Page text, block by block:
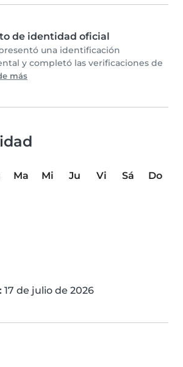
de identidad oficial
una identificación
y completó las verificaciones de
más
Ma Mi Ju Vi Sá
Do
17 de julio de 2026